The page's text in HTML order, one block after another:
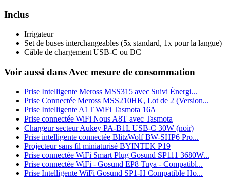
Inclus
Irrigateur
Set de buses interchangeables (5x standard, 1x pour la langue)
Câble de chargement USB-C ou DC
Voir aussi dans Avec mesure de consommation
Prise Intelligente Meross MSS315 avec Suivi Énergi...
Prise Connectée Meross MSS210HK, Lot de 2 (Version...
Prise Intelligente A1T WiFi Tasmota 16A
Prise connectée WiFi Nous A8T avec Tasmota
Chargeur secteur Aukey PA-B1L USB-C 30W (noir)
Prise intelligente connectée BlitzWolf BW-SHP6 Pro...
Projecteur sans fil miniaturisé BYINTEK P19
Prise connectée WiFi Smart Plug Gosund SP111 3680W...
Prise connectée WiFi - Gosund EP8 Tuya - Compatibl...
Prise Intelligente WiFi Gosund SP1-H Compatible Ho...